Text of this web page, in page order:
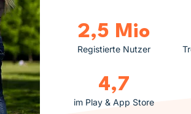
2,5 Mio
Registierte Nutzer
4,7
im Play & App Store